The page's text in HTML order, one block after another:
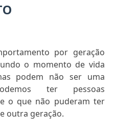
por geração
o momento de vida
podem não ser uma
ter pessoas
o que não puderam ter
outra geração.